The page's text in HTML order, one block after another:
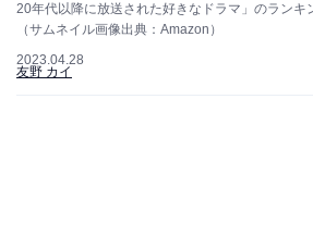
20年代以降に放送された好きなドラマ」のランキ
（サムネイル画像出典：Amazon）
2023.04.28
友野 カイ